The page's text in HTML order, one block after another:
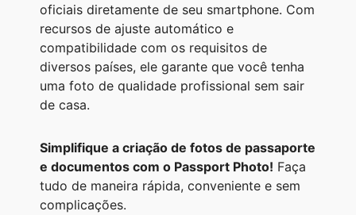
oficiais diretamente de seu smartphone. Com
recursos de ajuste automático e
compatibilidade com os requisitos de
diversos países, ele garante que você tenha
uma foto de qualidade profissional sem sair
de casa.
Simplifique a criação de fotos de passaporte
e documentos com o Passport Photo! Faça
tudo de maneira rápida, conveniente e sem
complicações.